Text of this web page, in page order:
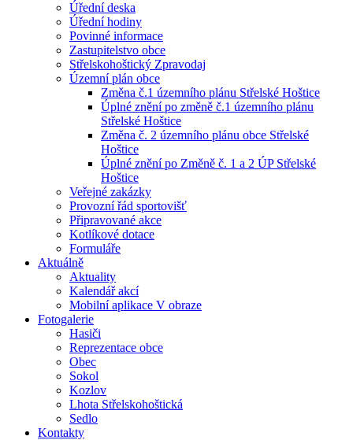
Úřední deska
Úřední hodiny
Povinné informace
Zastupitelstvo obce
Střelskohoštický Zpravodaj
Územní plán obce
Změna č.1 územního plánu Střelské Hoštice
Úplné znění po změně č.1 územního plánu
Střelské Hoštice
Změna č. 2 územního plánu obce Střelské
Hoštice
Úplné znění po Změně č. 1 a 2 ÚP Střelské
Hoštice
Veřejné zakázky
Provozní řád sportovišť
Připravované akce
Kotlíkové dotace
Formuláře
Aktuálně
Aktuality
Kalendář akcí
Mobilní aplikace V obraze
Fotogalerie
Hasiči
Reprezentace obce
Obec
Sokol
Kozlov
Lhota Střelskohoštická
Sedlo
Kontakty